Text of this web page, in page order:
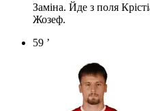
Заміна. Йде з поля
Жозеф.
59 ’